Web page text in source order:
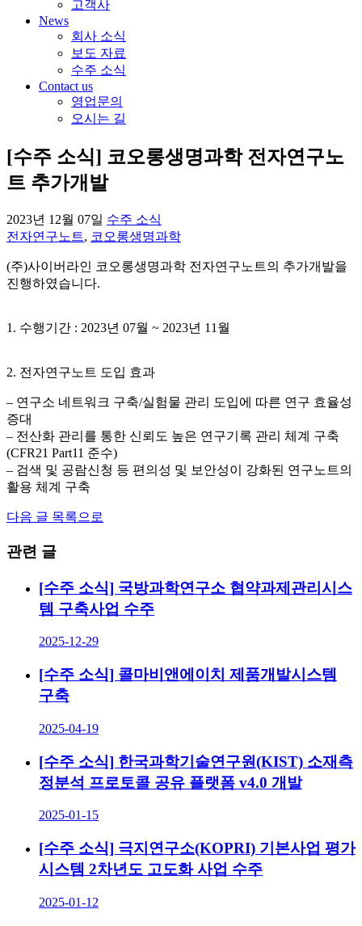
고객사
News
회사 소식
보도 자료
수주 소식
Contact us
영업문의
오시는 길
[수주 소식] 코오롱생명과학 전자연구노
트 추가개발
2023년 12월 07일 수주 소식
전자연구노트, 코오롱생명과학
(주)사이버라인 코오롱생명과학 전자연구노트의 추가개발을
진행하였습니다.
1. 수행기간 : 2023년 07월 ~ 2023년 11월
2. 전자연구노트 도입 효과
– 연구소 네트워크 구축/실험물 관리 도입에 따른 연구 효율성
증대
– 전산화 관리를 통한 신뢰도 높은 연구기록 관리 체계 구축
(CFR21 Part11 준수)
– 검색 및 공람신청 등 편의성 및 보안성이 강화된 연구노트의
활용 체계 구축
다음 글 목록으로
관련 글
[수주 소식] 국방과학연구소 협약과제관리시스
템 구축사업 수주
2025-12-29
[수주 소식] 콜마비앤에이치 제품개발시스템
구축
2025-04-19
[수주 소식] 한국과학기술연구원(KIST) 소재측
정분석 프로토콜 공유 플랫폼 v4.0 개발
2025-01-15
[수주 소식] 극지연구소(KOPRI) 기본사업 평가
시스템 2차년도 고도화 사업 수주
2025-01-12